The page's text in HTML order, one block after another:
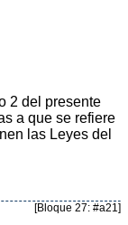
2 del presente
a que se refiere
las Leyes del
[Bloque 27: #a21]